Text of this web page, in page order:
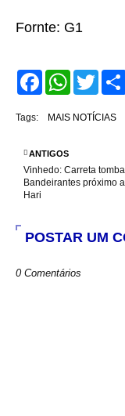
Fornte: G1
F
a
e
o
W
h
T
w
t
Tags: MAIS NOTÍCIAS
ANTIGOS
Vinhedo: Carreta
Bandeirantes próximo
Hari
POSTAR UM
0 Comentários